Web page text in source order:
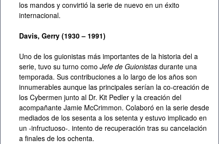
los mandos y convirtió la serie de nuevo en un éxito
internacional.
Davis, Gerry (1930 – 1991)
Uno de los guionistas más importantes de la historia del a
serie, tuvo su turno como Jefe de Guionistas durante una
temporada. Sus contribuciones a lo largo de los años son
innumerables aunque las principales serían la co-creación de
los Cybermen junto al Dr. Kit Pedler y la creación del
acompañante Jamie McCrimmon. Colaboró en la serie desde
mediados de los sesenta a los setenta y estuvo implicado en
un -infructuoso-. intento de recuperación tras su cancelación
a finales de los ochenta.